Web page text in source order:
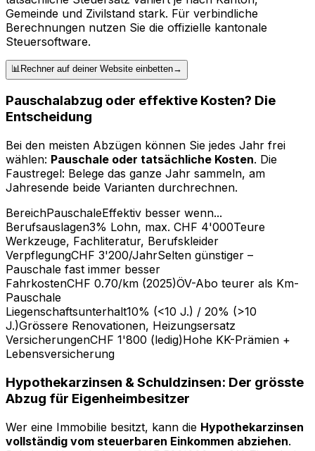
Gemeinde und Zivilstand stark. Für verbindliche
Berechnungen nutzen Sie die offizielle kantonale
Steuersoftware.
📊 Rechner auf deiner Website einbetten→
Pauschalabzug oder effektive Kosten? Die
Entscheidung
Bei den meisten Abzügen können Sie jedes Jahr frei
wählen: Pauschale oder tatsächliche Kosten. Die
Faustregel: Belege das ganze Jahr sammeln, am
Jahresende beide Varianten durchrechnen.
BereichPauschaleEffektiv besser wenn...
Berufsauslagen3% Lohn, max. CHF 4'000Teure
Werkzeuge, Fachliteratur, Berufskleider
VerpflegungCHF 3'200/JahrSelten günstiger –
Pauschale fast immer besser
FahrkostenCHF 0.70/km (2025)ÖV-Abo teurer als Km-
Pauschale
Liegenschaftsunterhalt10% (<10 J.) / 20% (>10
J.)Grössere Renovationen, Heizungsersatz
VersicherungenCHF 1'800 (ledig)Hohe KK-Prämien +
Lebensversicherung
Hypothekarzinsen & Schuldzinsen: Der grösste
Abzug für Eigenheimbesitzer
Wer eine Immobilie besitzt, kann die Hypothekarzinsen
vollständig vom steuerbaren Einkommen abziehen.